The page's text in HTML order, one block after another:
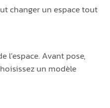
changer un espace tout
Avant pose,
un modèle